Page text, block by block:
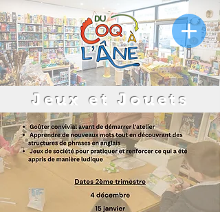
Jeux et Jouets